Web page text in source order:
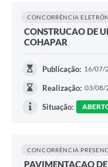
CONCORRÊNCIA
CONSTRUCAO DE
COHAPAR
Publicação: 16/07/
Realização: 03/08/
Situação:
CONCORRÊNCIA
PAVIMENTACAO